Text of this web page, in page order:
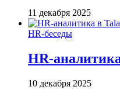
11 декабря 2025
HR-беседы
HR-
10 декабря 2025